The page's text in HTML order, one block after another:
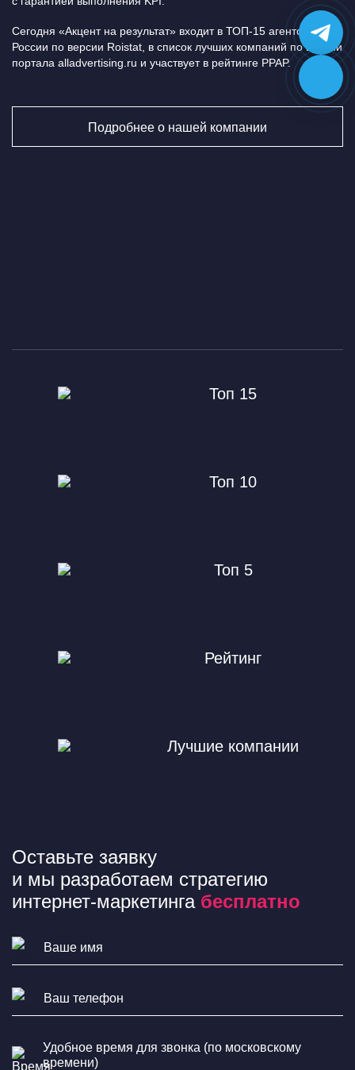
Сегодня «Акцент на результат» входит в ТОП-15 агентств
России по версии Roistat, в список лучших компаний по версии
портала alladvertising.ru и участвует в рейтинге PPAP.
Подробнее о нашей компании
Топ 15
Топ 10
Топ 5
Рейтинг
Лучшие компании
Оставьте заявку
и мы разработаем стратегию
интернет-маркетинга бесплатно
Удобное время для звонка (по московскому
времени)